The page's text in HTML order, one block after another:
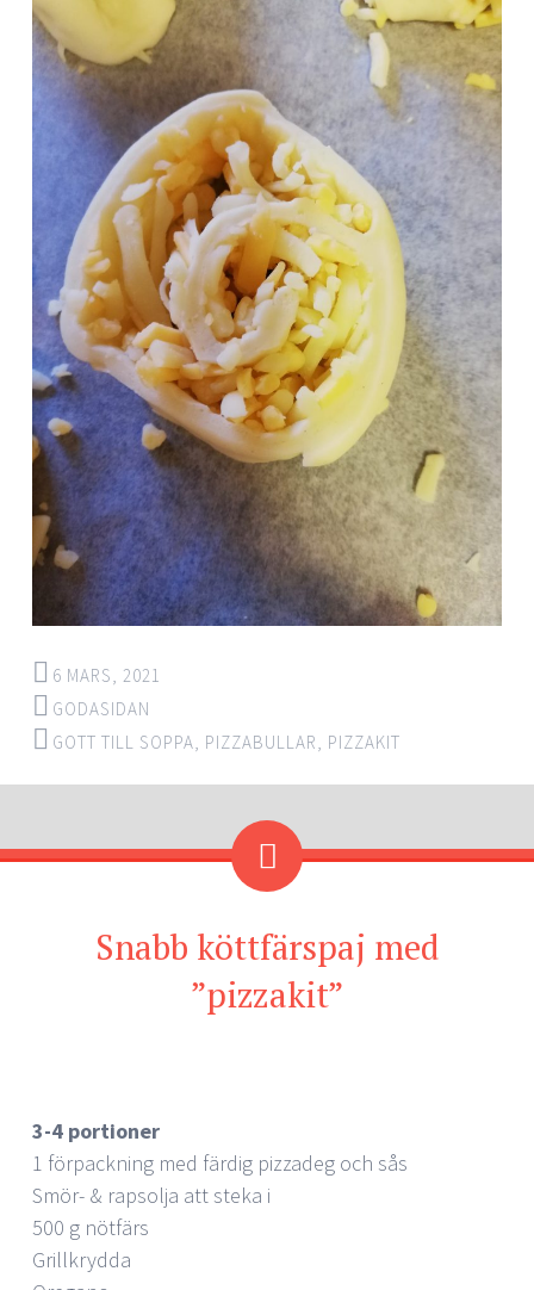
6 MARS, 2021
GODASIDAN
GOTT TILL SOPPA PIZZABULLAR PIZZAKIT
Snabb köttfärspaj med
”pizzakit”
3-4 portioner
1 förpackning med färdig pizzadeg och sås
Smör- & rapsolja att steka i
500 g nötfärs
Grillkrydda